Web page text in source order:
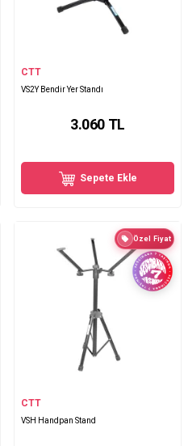
CTT
VS2Y Bendir Yer Standı
3.060 TL
Sepete Ekle
Özel Fiyat
CTT
VSH Handpan Stand